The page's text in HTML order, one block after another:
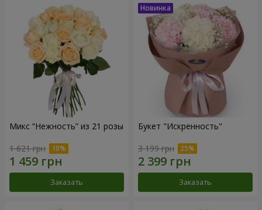
Микс “Нежность” из 21 розы
1 621 грн
Заказать
Букет "Искренность"
3 199 грн
Заказать